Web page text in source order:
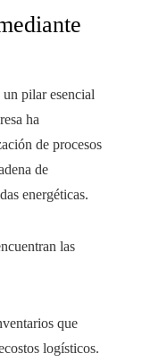
pilar esencial
ha
de procesos
de
energéticas.
las
que
logísticos.